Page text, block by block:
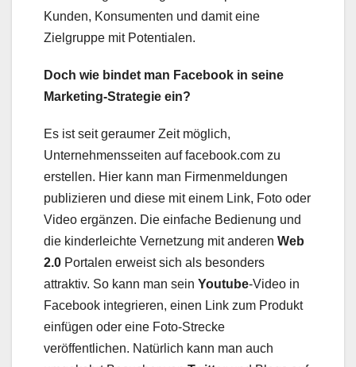
Kunden, Konsumenten und damit eine
Zielgruppe mit Potentialen.
Doch wie bindet man Facebook in seine
Marketing-Strategie ein?
Es ist seit geraumer Zeit möglich,
Unternehmensseiten auf facebook.com zu
erstellen. Hier kann man Firmenmeldungen
publizieren und diese mit einem Link, Foto oder
Video ergänzen. Die einfache Bedienung und
die kinderleichte Vernetzung mit anderen Web
2.0 Portalen erweist sich als besonders
attraktiv. So kann man sein Youtube-Video in
Facebook integrieren, einen Link zum Produkt
einfügen oder eine Foto-Strecke
veröffentlichen. Natürlich kann man auch